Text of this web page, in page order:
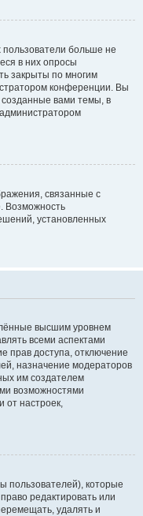
больше не
в них опросы
закрыты по многим
конференции. Вы
созданные вами темы, в
связанные с
Возможность
установленных
высшим уровнем
всеми аспектами
прав доступа, отключение
назначение модераторов
им создателем
возможностями
от настроек,
пользователей), которые
редактировать или
удалять и